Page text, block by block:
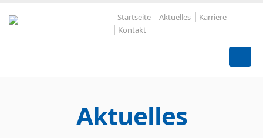
Startseite Aktuelles
Karriere
Kontakt
Aktuelles